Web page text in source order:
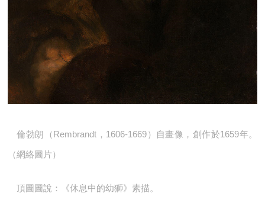
倫勃朗（Rembrandt，1606-1669）自畫像，創作於1659年。
（網絡圖片）
頂圖圖說：《休息中的幼獅》素描。